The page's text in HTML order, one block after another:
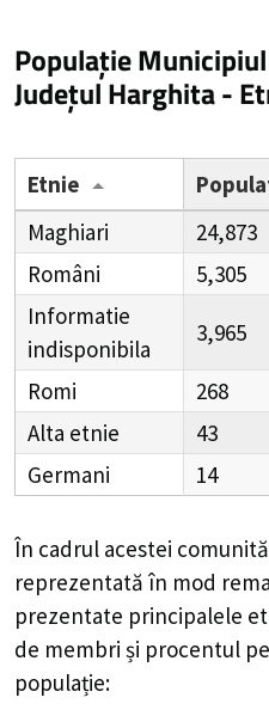
Populație
Județul Harghita -
Etnie
Maghiari
24,873
Români
5,305
Informatie
indisponibila
3,965
Romi 268
Alta etnie
43
Germani
14
În cadrul acestei
reprezentată în mod
prezentate principalele
de membri și procentul
populație: